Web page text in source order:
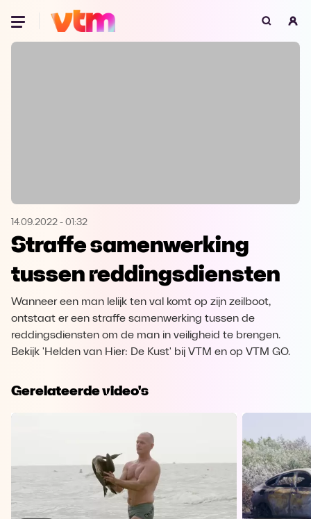
Oeps, browser niet ondersteund
Microsoft Edge Download
Opera Download
14.09.2022 - 01:32
Straffe samenwerking
tussen reddingsdiensten
Wanneer een man lelijk ten val komt op zijn zeilboot,
ontstaat er een straffe samenwerking tussen de
reddingsdiensten om de man in veiligheid te brengen.
Bekijk 'Helden van Hier: De Kust' bij VTM en op VTM GO.
Gerelateerde video's